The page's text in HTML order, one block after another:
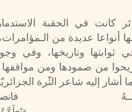
كانت في الحقبة
أنواعا عديدة من
ثوابتها وتاريخها، وفي
من صمودها ومن مواقفها
أشار إليه شاعر الثّرة الجزائريّة: